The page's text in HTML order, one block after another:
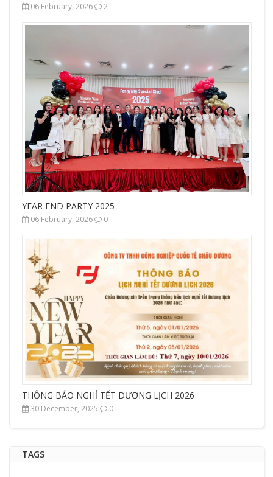
06 February, 2026 2
YEAR END PARTY 2025
06 February, 2026 0
THÔNG BÁO NGHỈ TẾT DƯƠNG LỊCH 2026
30 December, 2025 0
TAGS